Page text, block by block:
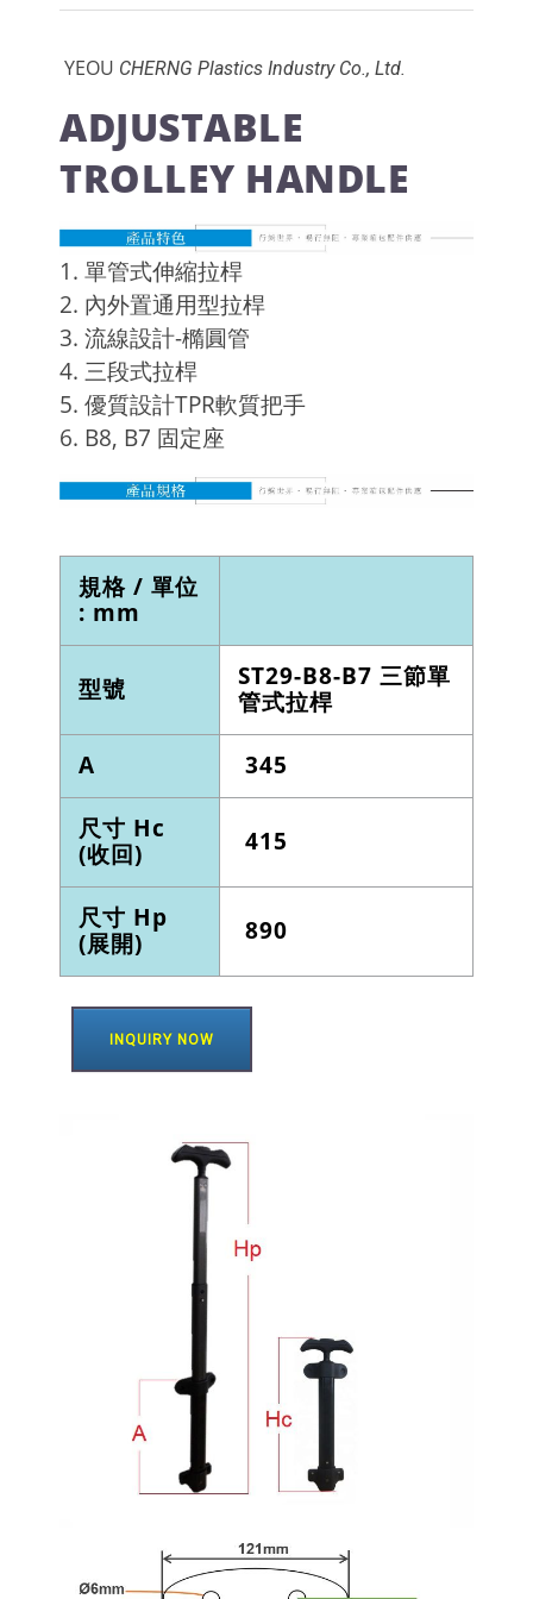
YEOU CHERNG Plastics Industry Co., Ltd.
ADJUSTABLE
TROLLEY HANDLE
1. 單管式伸縮拉桿
2. 內外置通用型拉桿
3. 流線設計-橢圓管
4. 三段式拉桿
5. 優質設計TPR軟質把手
6. B8, B7 固定座
規格 / 單位
: mm
型號
ST29-B8-B7 三節單
管式拉桿
A 345
尺寸 Hc
(收回)
415
尺寸 Hp
(展開)
890
INQUIRY NOW